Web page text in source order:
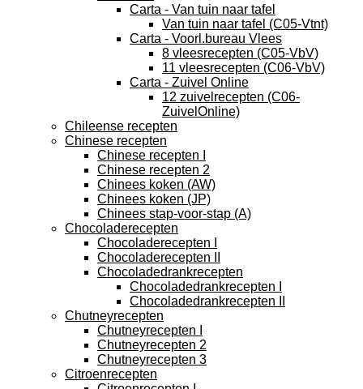
Carta - Van tuin naar tafel
Van tuin naar tafel (C05-Vtnt)
Carta - Voorl.bureau Vlees
8 vleesrecepten (C05-VbV)
11 vleesrecepten (C06-VbV)
Carta - Zuivel Online
12 zuivelrecepten (C06-
ZuivelOnline)
Chileense recepten
Chinese recepten
Chinese recepten I
Chinese recepten 2
Chinees koken (AW)
Chinees koken (JP)
Chinees stap-voor-stap (A)
Chocoladerecepten
Chocoladerecepten I
Chocoladerecepten II
Chocoladedrankrecepten
Chocoladedrankrecepten I
Chocoladedrankrecepten II
Chutneyrecepten
Chutneyrecepten I
Chutneyrecepten 2
Chutneyrecepten 3
Citroenrecepten